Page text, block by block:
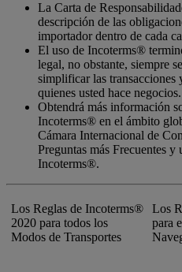
La Carta de
descripción de las
importador dentro de cada
El uso de Incoterms®
legal, no obstante, siempre
simplificar las transacciones
quienes usted hace negocios.
Obtendrá más información
Incoterms® en el ámbito
Cámara Internacional de
Preguntas más Frecuentes
Incoterms®.
Los Reglas de Incoterms®
2020 para todos los
Modos de Transportes
Los
para